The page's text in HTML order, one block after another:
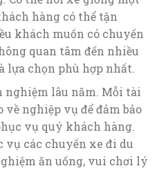
hàng có thể tận
khách muốn có chuyến
quan tâm đến nhiều
chọn phù hợp nhất.
lâu năm. Mỗi tài
về nghiệp vụ để đảm bảo
vụ quý khách hàng.
các chuyến xe đi du
ăn uống, vui chơi lý